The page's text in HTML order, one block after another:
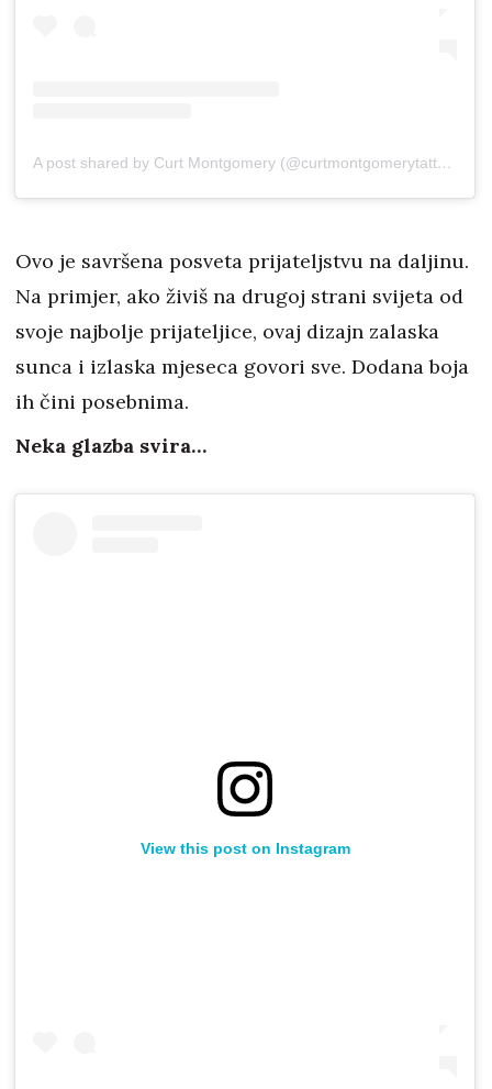
A post shared by Curt Montgomery (@curtmontgomerytattoos)
Ovo je savršena posveta prijateljstvu na daljinu.
Na primjer, ako živiš na drugoj strani svijeta od
svoje najbolje prijateljice, ovaj dizajn zalaska
sunca i izlaska mjeseca govori sve. Dodana boja
ih čini posebnima.
Neka glazba svira…
View this post on Instagram